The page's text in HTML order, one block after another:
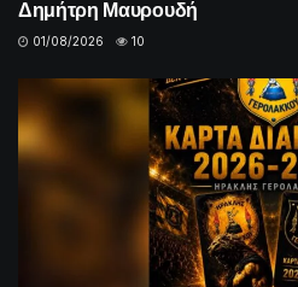
Δημήτρη Μαυρουδή
01/08/2026 10